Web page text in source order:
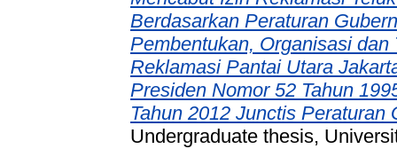
Berdasarkan Peraturan
Pembentukan, Organisasi
Reklamasi Pantai Utara
Presiden Nomor 52 Tahun
Tahun 2012 Junctis Peraturan
Undergraduate thesis,